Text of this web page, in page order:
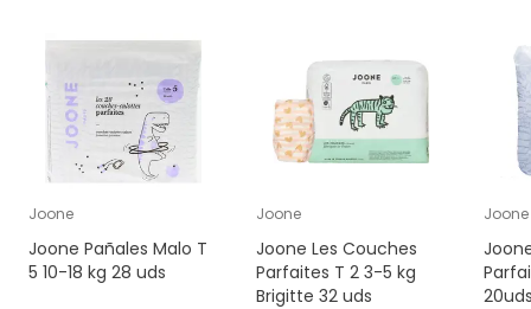
Joone
Joone Pañales Malo T
5 10-18 kg 28 uds
Joone
Joone Les Couches
Parfaites T 2 3-5 kg
Brigitte 32 uds
Joone